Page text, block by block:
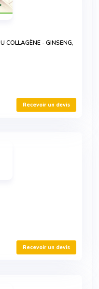
COLLAGÈNE - GINSENG,
Recevoir un devis
Recevoir un devis